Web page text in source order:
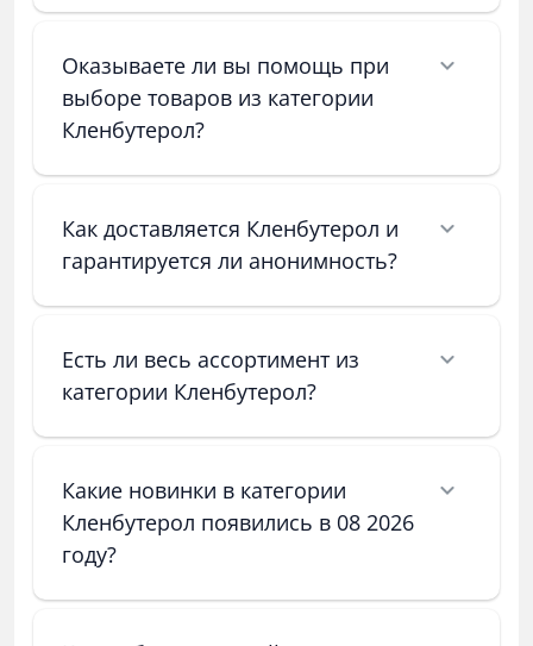
Оказываете ли вы помощь при
выборе товаров из категории
Кленбутерол?
Как доставляется Кленбутерол и
гарантируется ли анонимность?
Есть ли весь ассортимент из
категории Кленбутерол?
Какие новинки в категории
Кленбутерол появились в 08 2026
году?